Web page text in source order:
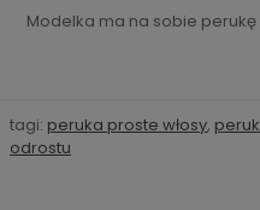
Modelka ma na sobie
tagi: peruka proste włosy,
odrostu